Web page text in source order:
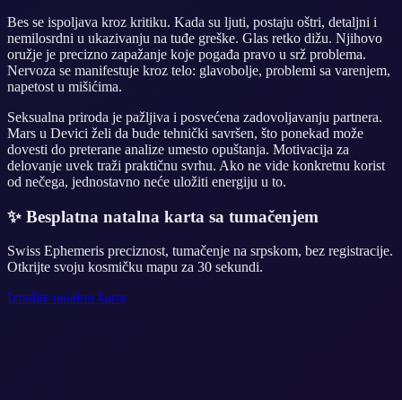
Bes se ispoljava kroz kritiku. Kada su ljuti, postaju oštri, detaljni i
nemilosrdni u ukazivanju na tuđe greške. Glas retko dižu. Njihovo
oružje je precizno zapažanje koje pogađa pravo u srž problema.
Nervoza se manifestuje kroz telo: glavobolje, problemi sa varenjem,
napetost u mišićima.
Seksualna priroda je pažljiva i posvećena zadovoljavanju partnera.
Mars u Devici želi da bude tehnički savršen, što ponekad može
dovesti do preterane analize umesto opuštanja. Motivacija za
delovanje uvek traži praktičnu svrhu. Ako ne vide konkretnu korist
od nečega, jednostavno neće uložiti energiju u to.
✨ Besplatna natalna karta sa tumačenjem
Swiss Ephemeris preciznost, tumačenje na srpskom, bez registracije.
Otkrijte svoju kosmičku mapu za 30 sekundi.
Izradite natalnu kartu